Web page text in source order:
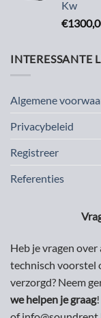
Kw
€
INTERESSANTE
Algemene
Privacybeleid
Registreer
Referenties
Heb je vragen
technisch voorstel
verzorgd? Neem
we helpen je graag